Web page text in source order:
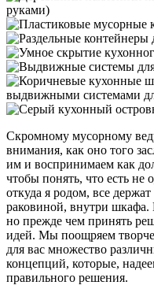
Скромному мусорному
внимания, как оно того
им и воспринимаем как
чтобы понять, что есть не
откуда я родом, все
раковиной, внутри шкафа.
но прежде чем принять
идей. Мы поощряем
для вас множество
концепций, которые,
правильного решения.